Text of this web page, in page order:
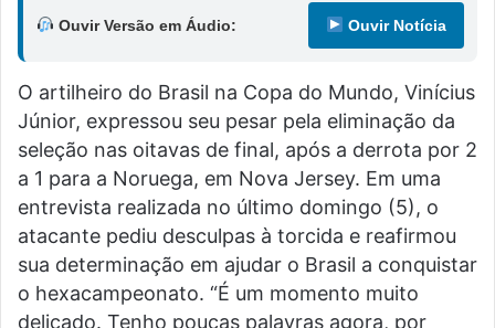
Ouvir Versão em Áudio: Ouvir Notícia
O artilheiro do Brasil na Copa do Mundo, Vinícius
Júnior, expressou seu pesar pela eliminação da
seleção nas oitavas de final, após a derrota por 2
a 1 para a Noruega, em Nova Jersey. Em uma
entrevista realizada no último domingo (5), o
atacante pediu desculpas à torcida e reafirmou
sua determinação em ajudar o Brasil a conquistar
o hexacampeonato. “É um momento muito
delicado. Tenho poucas palavras agora, por